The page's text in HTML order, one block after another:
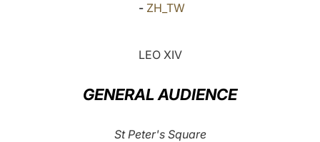
- ZH_TW
LEO XIV
GENERAL AUDIENCE
St Peter's Square